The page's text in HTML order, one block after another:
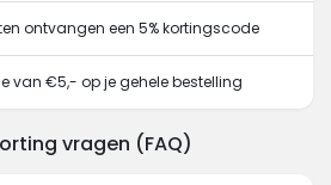
ontvangen een 5% kortingscode
van €5,- op je gehele bestelling
vragen (FAQ)